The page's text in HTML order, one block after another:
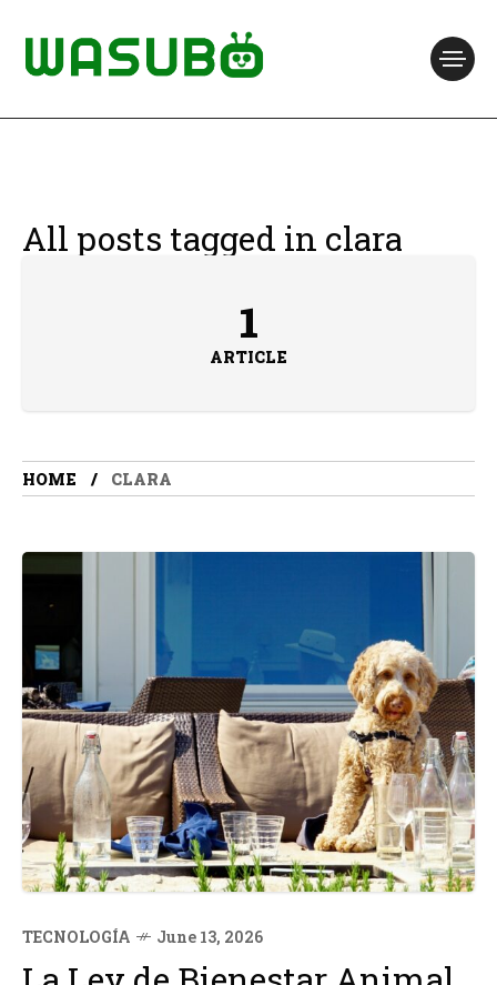
All posts tagged in clara
1
ARTICLE
HOME CLARA
TECNOLOGÍA June 13, 2026